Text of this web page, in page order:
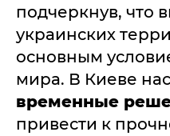
подчеркнув, что
украинских
основным
мира. В Киеве
временные
привести к